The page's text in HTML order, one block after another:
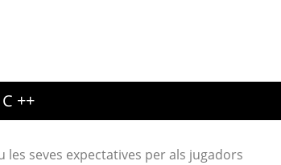
++
seves expectatives per als jugadors